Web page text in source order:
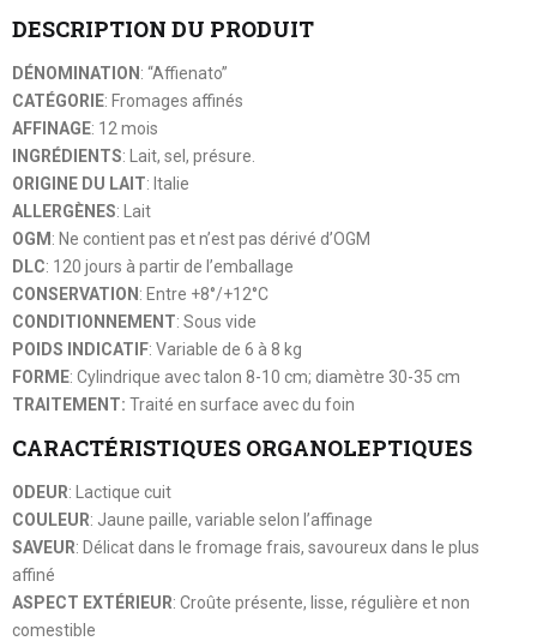
DESCRIPTION DU PRODUIT
DÉNOMINATION: “Affienato”
CATÉGORIE: Fromages affinés
AFFINAGE: 12 mois
INGRÉDIENTS: Lait, sel, présure.
ORIGINE DU LAIT: Italie
ALLERGÈNES: Lait
OGM: Ne contient pas et n’est pas dérivé d’OGM
DLC: 120 jours à partir de l’emballage
CONSERVATION: Entre +8°/+12°C
CONDITIONNEMENT: Sous vide
POIDS INDICATIF: Variable de 6 à 8 kg
FORME: Cylindrique avec talon 8-10 cm; diamètre 30-35 cm
TRAITEMENT: Traité en surface avec du foin
CARACTÉRISTIQUES ORGANOLEPTIQUES
ODEUR: Lactique cuit
COULEUR: Jaune paille, variable selon l’affinage
SAVEUR: Délicat dans le fromage frais, savoureux dans le plus
affiné
ASPECT EXTÉRIEUR: Croûte présente, lisse, régulière et non
comestible